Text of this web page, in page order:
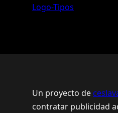
Logo-Tipos
Un proyecto de
contratar publicidad